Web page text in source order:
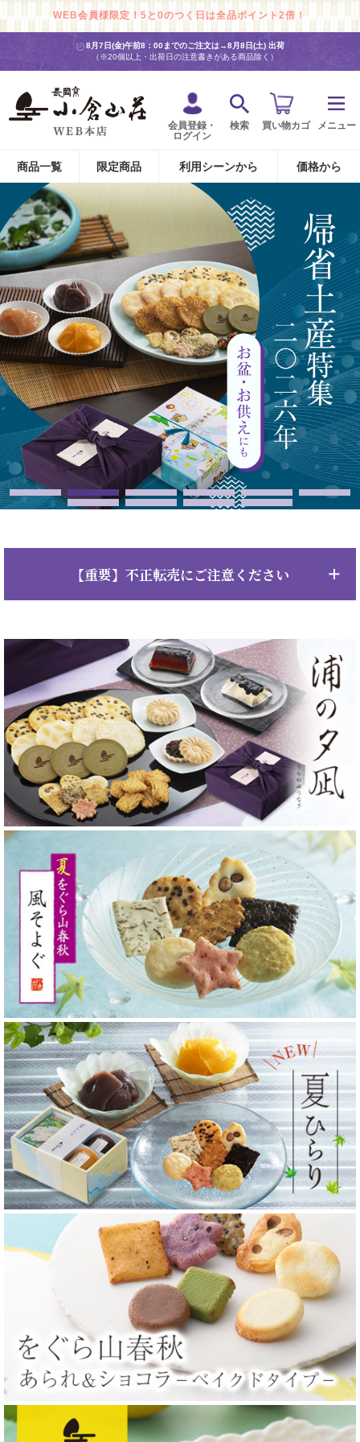
WEB会員様限定！5と0のつく日は全品ポイント2倍！
WEB会員様限定！5と0のつく日は全品ポイント2倍！
8月7日(金)午前8：00までのご注文は→8月8日(土) 出荷
（※20個以上・出荷日の注意書きがある商品除く）
会員登録・
ログイン
検索 買い物カゴ メニュー
商品一覧 限定商品 利用シーンから 価格から
【重要】不正転売にご注意ください
い。
最近、フリーマーケットサイト（フリマアプリ）やオークション
サイトやECモールなどで弊社製品が「転売」されているケース
が散見されますが、弊社ではこうした一切の転売行為をお断りし
ております。
これらの転売された商品は、営利目的で弊社商品を購入した第三
者によって、弊社の許可なく販売されており、一部の商品では正
規の販売価格より高値で取引されているようです。
弊社では商品の品質からブランディングデザインに至るまで細心
の注意を払い、お客様にご満足いただけるものを提供できるよう
心がけております。
しかしながら転売された商品では、どのような経緯で保管されて
いるか不明で、品質を保証することができません。異物混入や詐
欺などのリスクも高く、また、他社の類似品・模倣品と誤認され
るケースも考えられます。
これらの「転売商品」に不具合があった場合や、「転売商品」を
購入されたことでお客様が何らかのトラブルに見舞われた場合、
責任は「転売者（無許可の第三者）」が負うこととなり、弊社で
は返品・交換、品質保証はできかねますので、十分にご注意くだ
さい。
くれぐれも、無許可の第三者が販売する「転売商品」をご購入な
さらないよう、ご協力をお願い申し上げます。
詳細はこちら